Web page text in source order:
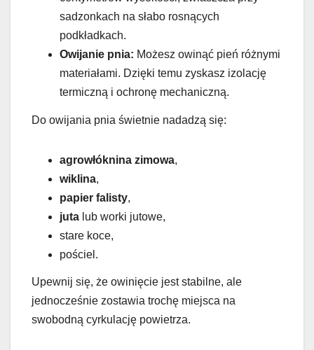
sadzonkach na słabo rosnących
podkładkach.
Owijanie pnia: Możesz owinąć pień różnymi
materiałami. Dzięki temu zyskasz izolację
termiczną i ochronę mechaniczną.
Do owijania pnia świetnie nadadzą się:
agrowłóknina zimowa,
wiklina,
papier falisty,
juta lub worki jutowe,
stare koce,
pościel.
Upewnij się, że owinięcie jest stabilne, ale
jednocześnie zostawia trochę miejsca na
swobodną cyrkulację powietrza.